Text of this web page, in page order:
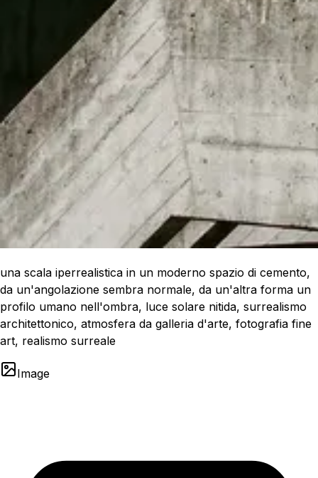
una scala iperrealistica in un moderno spazio di cemento,
da un'angolazione sembra normale, da un'altra forma un
profilo umano nell'ombra, luce solare nitida, surrealismo
architettonico, atmosfera da galleria d'arte, fotografia fine
art, realismo surreale
Image